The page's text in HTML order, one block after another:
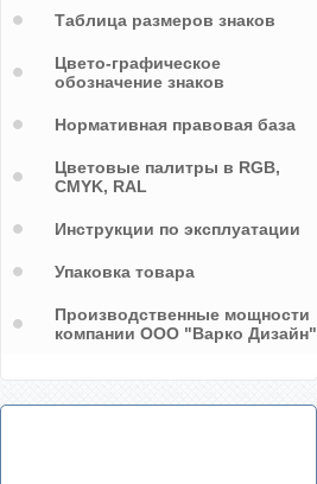
Таблица размеров знаков
Цвето-графическое
обозначение знаков
Нормативная правовая база
Цветовые палитры в RGB,
CMYK, RAL
Инструкции по эксплуатации
Упаковка товара
Производственные мощности
компании ООО "Варко Дизайн"